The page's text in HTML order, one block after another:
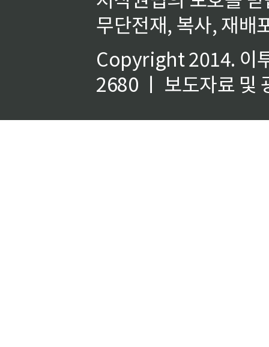
무단전재, 복사, 재배
Copyright 2014. 이
2680 ㅣ 보도자료